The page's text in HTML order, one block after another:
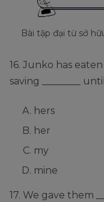
Bài tập đại từ sở
16. Junko has
saving ________
hers
her
my
mine
17. We gave them